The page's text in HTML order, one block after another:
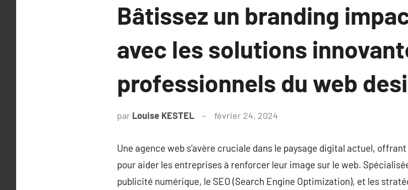
Bâtissez un branding
avec les solutions
professionnels du web
par Louise KESTEL février 24, 2024
Une agence web s’avère cruciale dans le paysage digital actuel,
pour aider les entreprises à renforcer leur image sur le web.
publicité numérique, le SEO (Search Engine Optimization), et les